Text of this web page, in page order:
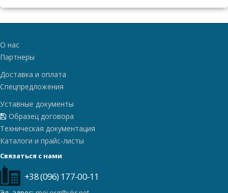
О нас
Партнеры
Доставка и оплата
Спецпредложения
Уставные документы
Образец договора
Техническая документация
Каталоги и прайс-листы
Связаться с нами
+38 (096) 177-00-11